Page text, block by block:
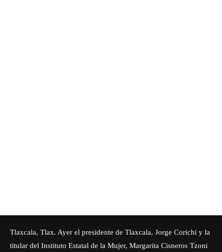
Tlaxcala, Tlax. Ayer el presidente de Tlaxcala, Jorge Corichi y la
titular del Instituto Estatal de la Mujer, Margarita Cisneros Tzoni